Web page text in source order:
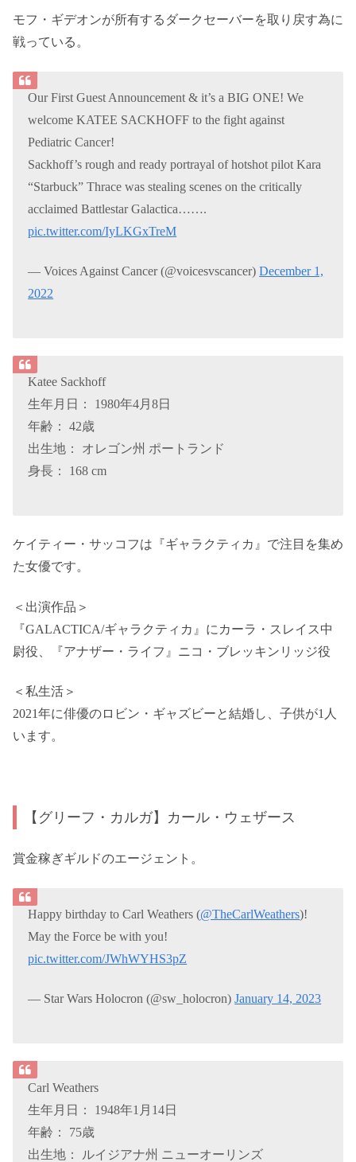
モフ・ギデオンが所有するダークセーバーを取り戻す為に
戦っている。
Our First Guest Announcement & it’s a BIG ONE! We
welcome KATEE SACKHOFF to the fight against
Pediatric Cancer!
Sackhoff’s rough and ready portrayal of hotshot pilot Kara
“Starbuck” Thrace was stealing scenes on the critically
acclaimed Battlestar Galactica…….
pic.twitter.com/IyLKGxTreM
— Voices Against Cancer (@voicesvscancer)December 1,
2022
Katee Sackhoff
生年月日： 1980年4月8日
年齢： 42歳
出生地： オレゴン州 ポートランド
身長： 168 cm
ケイティー・サッコフは『ギャラクティカ』で注目を集め
た女優です。
＜出演作品＞
『GALACTICA/ギャラクティカ』にカーラ・スレイス中
尉役、『アナザー・ライフ』ニコ・ブレッキンリッジ役
＜私生活＞
2021年に俳優のロビン・ギャズビーと結婚し、子供が1人
います。
【グリーフ・カルガ】カール・ウェザース
賞金稼ぎギルドのエージェント。
Happy birthday to Carl Weathers (@TheCarlWeathers)!
May the Force be with you!
pic.twitter.com/JWhWYHS3pZ
— Star Wars Holocron (@sw_holocron)January 14, 2023
Carl Weathers
生年月日： 1948年1月14日
年齢： 75歳
出生地： ルイジアナ州 ニューオーリンズ